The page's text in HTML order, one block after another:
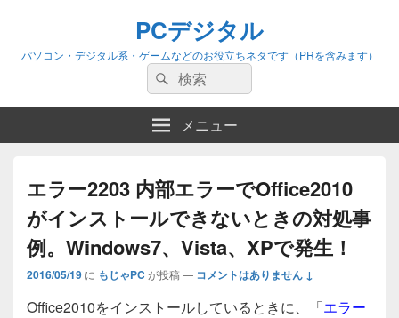
PCデジタル
パソコン・デジタル系・ゲームなどのお役立ちネタです（PRを含みます）
検
索:
検
索
メニュー
エラー2203 内部エラーでOffice2010
がインストールできないときの対処事
例。Windows7、Vista、XPで発生！
2016/05/19 に もじゃPC が投稿 — コメントはありません ↓
Office2010をインストールしているときに、「エラー